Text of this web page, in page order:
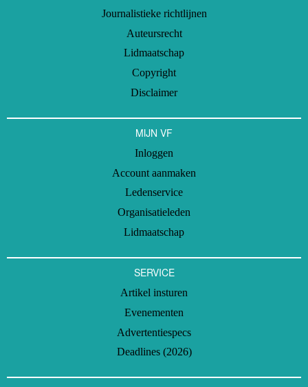
Journalistieke richtlijnen
Auteursrecht
Lidmaatschap
Copyright
Disclaimer
MIJN VF
Inloggen
Account aanmaken
Ledenservice
Organisatieleden
Lidmaatschap
SERVICE
Artikel insturen
Evenementen
Advertentiespecs
Deadlines (2026)